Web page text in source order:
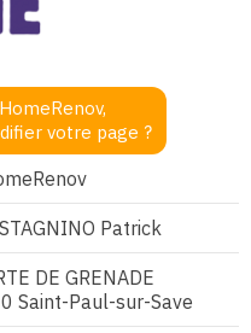
Patrick
DE GRENADE
Saint-Paul-sur-Save
votre page ?